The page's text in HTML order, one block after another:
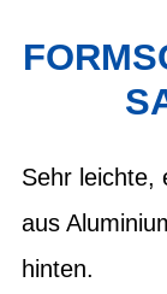
Sehr leichte,
aus
hinten.